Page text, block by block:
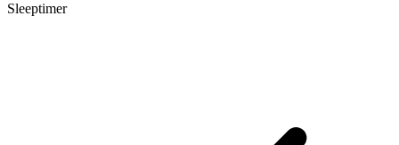
Sleeptimer